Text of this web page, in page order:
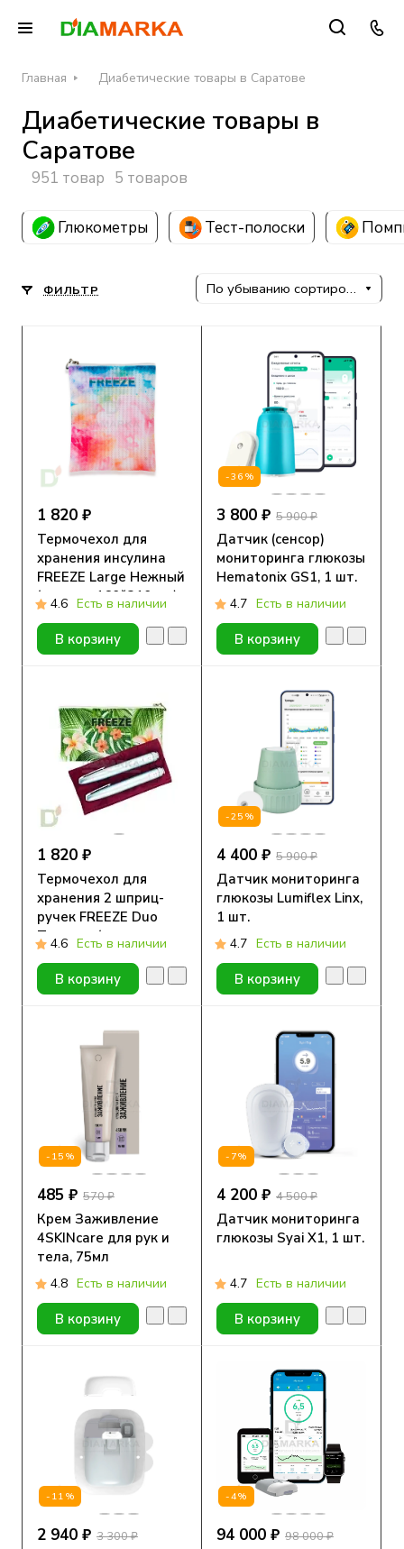
Главная Диабетические товары в Саратове
Диабетические товары в
Саратове
951 товар 5 товаров
Глюкометры Тест-полоски
ФИЛЬТР По убыванию сортировки
1 820 ₽
Термочехол для
хранения инсулина
FREEZE Large Нежный
( размер 160*210 мм)
4.6 Есть в наличии
В корзину
-36%
3 800 ₽ 5 900 ₽
Датчик (сенсор)
мониторинга глюкозы
Hematonix GS1, 1 шт.
4.7 Есть в наличии
В корзину
1 820 ₽
Термочехол для
хранения 2 шприц-
ручек FREEZE Duo
Тропики ( размер
105*190 мм)
4.6 Есть в наличии
В корзину
-25%
4 400 ₽ 5 900 ₽
Датчик мониторинга
глюкозы Lumiflex Linx,
1 шт.
4.7 Есть в наличии
В корзину
-15%
485 ₽ 570 ₽
Крем Заживление
4SKINcare для рук и
тела, 75мл
4.8 Есть в наличии
В корзину
-7%
4 200 ₽ 4 500 ₽
Датчик мониторинга
глюкозы Syai X1, 1 шт.
4.7 Есть в наличии
В корзину
-11%
2 940 ₽ 3 300 ₽
-4%
94 000 ₽ 98 000 ₽